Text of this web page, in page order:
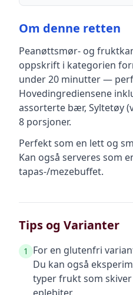
Om denne retten
Peanøttsmør- og
oppskrift i kategorien
under 20 minutter —
Hovedingrediensene
assorterte bær, Syltetøy
8 porsjoner.
Perfekt som en lett og
Kan også serveres som
tapas-/mezebuffet.
Tips og Varianter
1
For en glutenfri
Du kan også
typer frukt som